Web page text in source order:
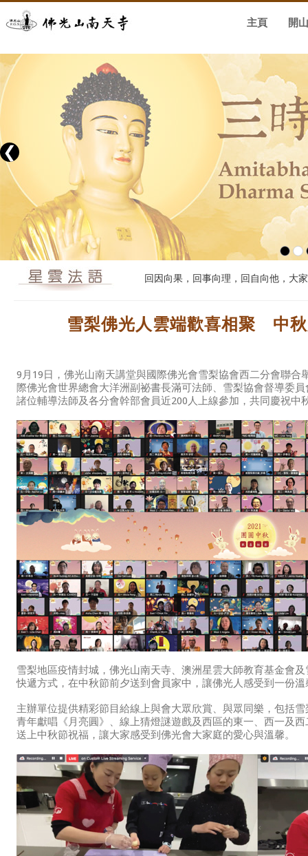
主頁 開
❮
回因向果，回事向理，回自向他，大
雪梨佛光人雲端歡喜相聚 中
9月19日，佛光山南天講堂與國際佛光會雪梨協會西二分會聯合
際佛光會世界總會大洋洲副祕書長滿可法師、雪梨協會督導委
諸位輔導法師及各分會幹部會員近200人上線參加，共同慶祝中
雪梨地區疫情封城，佛光山南天寺、澳洲星雲大師教育基金會
快遞方式，在中秋節前夕送到會員家中，讓佛光人感受到一份
主辦單位提供精彩節目給線上與會大眾欣賞、與眾同樂，包括
青年獻唱《月亮圓》、線上猜燈謎遊戲及西區的東一、西一及
送上中秋節祝福，讓大家感受到佛光會大家庭的愛心與溫馨。